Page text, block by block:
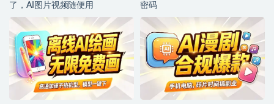
了，AI图片视频随便用
密码